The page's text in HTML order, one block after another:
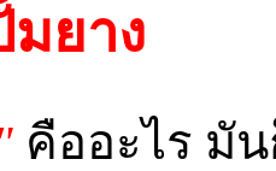
ยาง
คืออะไร มั